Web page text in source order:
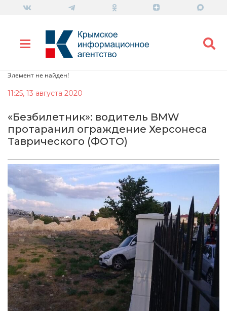
Элемент не найден!
11:25, 13 августа 2020
«Безбилетник»: водитель BMW
протаранил ограждение Херсонеса
Таврического (ФОТО)